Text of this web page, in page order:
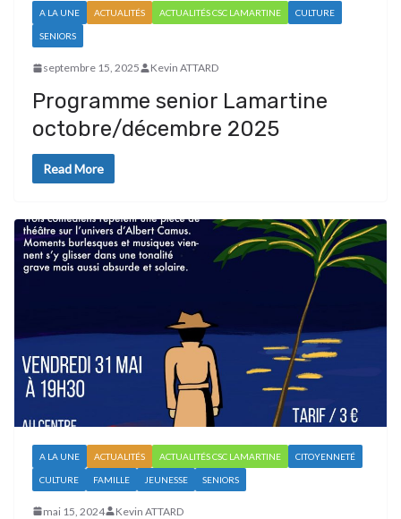
A LA UNE ACTUALITÉS ACTUALITÉS CSC LAMARTINE CULTURE
SENIORS
septembre 15, 2025 Kevin ATTARD
Programme senior Lamartine
octobre/décembre 2025
Read More
A LA UNE ACTUALITÉS ACTUALITÉS CSC LAMARTINE CITOYENNETÉ
CULTURE FAMILLE JEUNESSE SENIORS
mai 15, 2024 Kevin ATTARD